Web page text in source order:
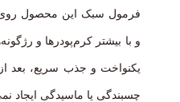
فرمول سبک این محصول روی
و با بیشتر کرم‌پودرها و
یکنواخت و جذب سریع، بعد
چسبندگی یا ماسیدگی ایجاد